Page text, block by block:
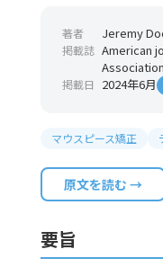
著者 Jeremy
掲載誌 American
掲載日 2024年6月
マウスピース矯正
原文を読む →
要旨